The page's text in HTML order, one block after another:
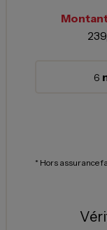
6
* Hors assurance